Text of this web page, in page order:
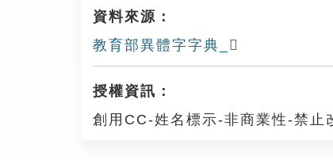
資料來源：
教育部異體字字典_𧠂
授權資訊：
創用CC-姓名標示-非商業性-禁止